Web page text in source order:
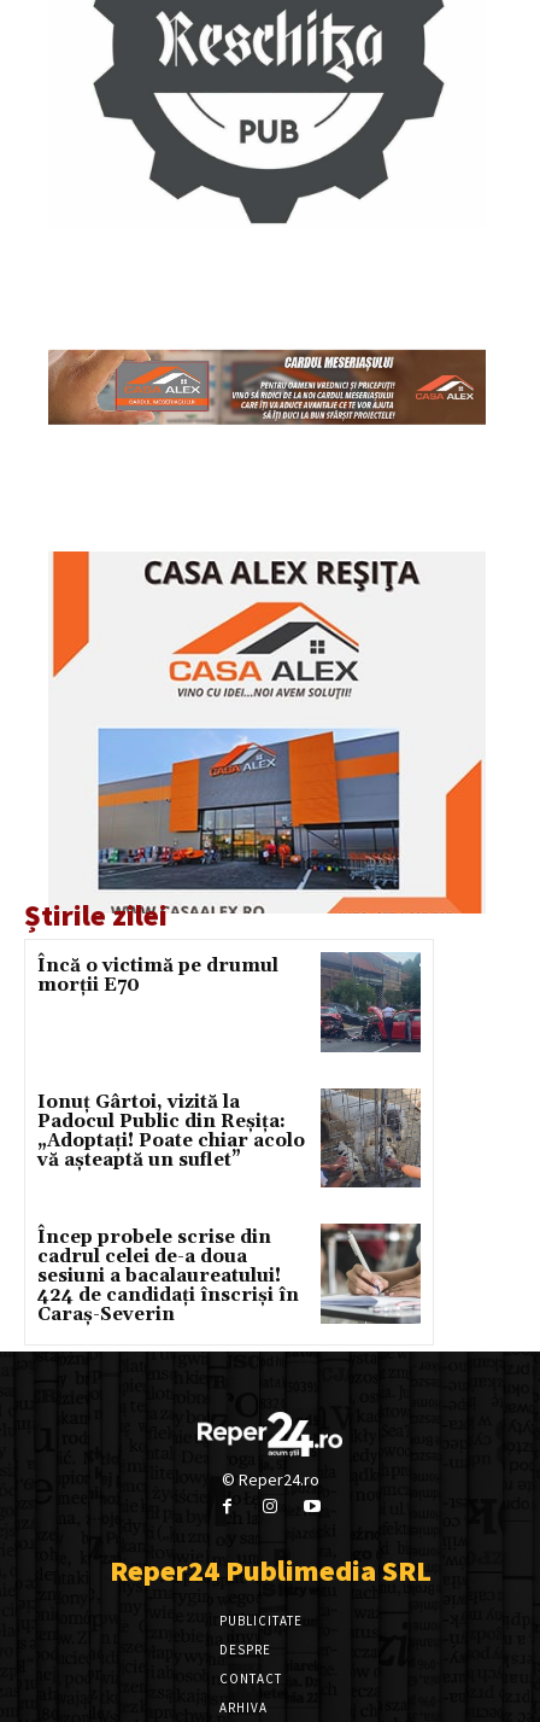
Știrile zilei
Încă o victimă pe drumul
morții E70
Ionuț Gârtoi, vizită la
Padocul Public din Reșița:
„Adoptați! Poate chiar acolo
vă așteaptă un suflet”
Încep probele scrise din
cadrul celei de-a doua
sesiuni a bacalaureatului!
424 de candidați înscriși în
Caraș-Severin
© Reper24.ro
Reper24 Publimedia SRL
PUBLICITATE
DESPRE
CONTACT
ARHIVA